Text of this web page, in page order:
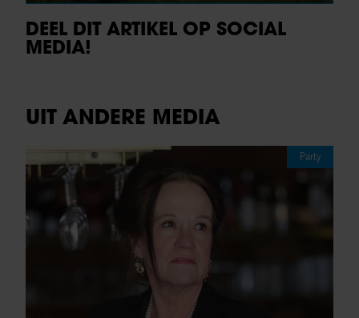
DEEL DIT ARTIKEL OP SOCIAL
MEDIA!
UIT ANDERE MEDIA
Party